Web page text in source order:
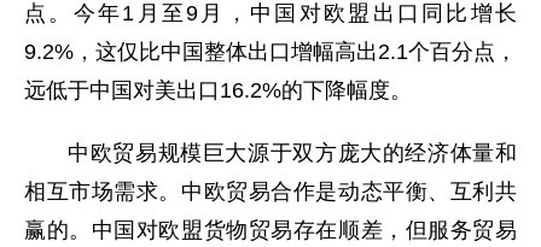
点。今年1月至9月，中国对欧盟出口同比增长
9.2%，这仅比中国整体出口增幅高出2.1个百分点，
远低于中国对美出口16.2%的下降幅度。
中欧贸易规模巨大源于双方庞大的经济体量和
相互市场需求。中欧贸易合作是动态平衡、互利共
赢的。中国对欧盟货物贸易存在顺差，但服务贸易